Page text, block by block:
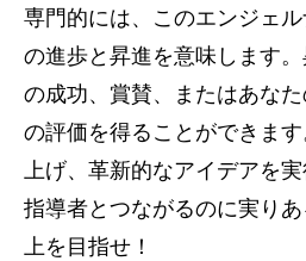
専門的には、このエンジェ
の進歩と昇進を意味します
の成功、賞賛、またはあな
の評価を得ることができま
上げ、革新的なアイデアを
指導者とつながるのに実り
上を目指せ！